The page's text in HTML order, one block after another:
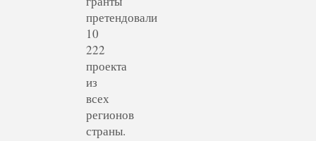
претендовали
10
222
проекта
из
всех
регионов
страны.